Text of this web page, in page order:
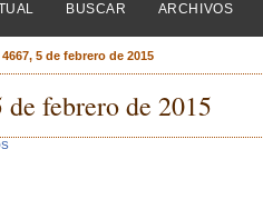
BUSCAR ARCHIVOS
5 de febrero de 2015
febrero de 2015